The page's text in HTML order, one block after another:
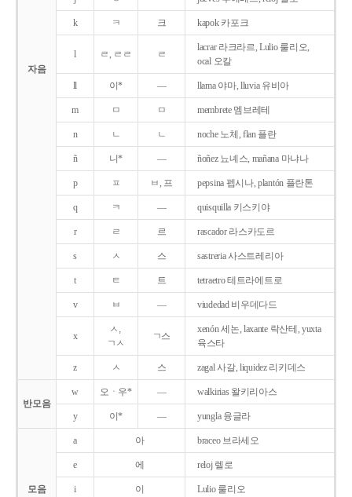
자음
k ㅋ 크 kapok 카포크
l ㄹ, ㄹㄹ ㄹ
lacrar 라크라르, Lulio 룰리오,
ocal 오칼
ll 이* ― llama 야마, lluvia 유비아
m ㅁ ㅁ membrete 멤브레테
n ㄴ ㄴ noche 노체, flan 플란
ñ 니* ― ñoñez 뇨녜스, mañana 마냐나
p ㅍ ㅂ, 프 pepsina 펩시나, plantón 플란톤
q ㅋ ― quisquilla 키스키야
r ㄹ 르 rascador 라스카도르
s ㅅ 스 sastreria 사스트레리아
t ㅌ 트 tetraetro 테트라에트로
v ㅂ ― viudedad 비우데다드
x
ㅅ,
ㄱㅅ
ㄱ스
xenón 세논, laxante 락산테, yuxta
육스타
z ㅅ 스 zagal 사갈, liquidez 리키데스
반모음
w 오ㆍ우* ― walkirias 왈키리아스
y 이* ― yungla 융글라
모음
a 아 braceo 브라세오
e 에 reloj 렐로
i 이 Lulio 룰리오